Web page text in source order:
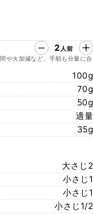
2 人前
や火加減など、手順も分量に合
100g
70g
50g
適量
35g
大さじ2
小さじ1
小さじ1
小さじ1/2